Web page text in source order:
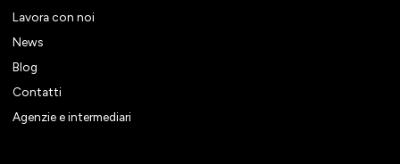
Lavora con noi
News
Blog
Contatti
Agenzie e intermediari